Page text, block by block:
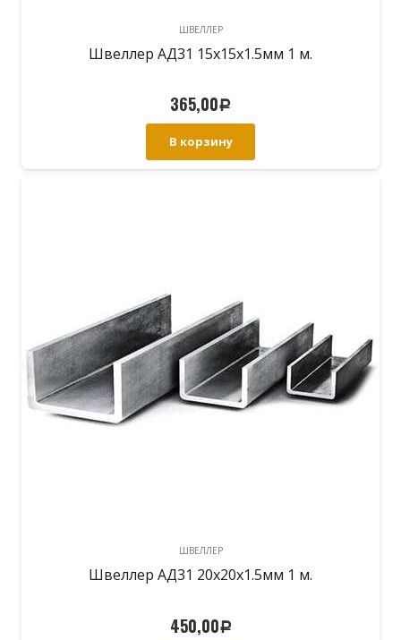
ШВЕЛЛЕР
Швеллер АД31 15х15х1.5мм 1 м.
365,00Р
В корзину
ШВЕЛЛЕР
Швеллер АД31 20х20х1.5мм 1 м.
450,00Р